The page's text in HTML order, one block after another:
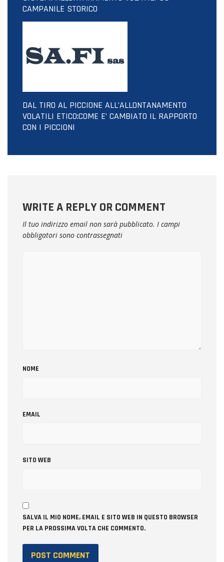
CAMPANILE STORICO
DAL TIRO AL PICCIONE ALL’ALLONTANAMENTO
VOLATILI ETICO:COME E’ CAMBIATO IL RAPPORTO
CON I PICCIONI
WRITE A REPLY OR COMMENT
Il tuo indirizzo email non sarà pubblicato. I campi
obbligatori sono contrassegnati
NOME
EMAIL
SITO WEB
SALVA IL MIO NOME, EMAIL E SITO WEB IN QUESTO BROWSER
PER LA PROSSIMA VOLTA CHE COMMENTO.